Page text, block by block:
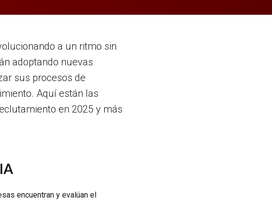
a un ritmo sin
adoptando nuevas
sus procesos de
Aquí están las
en 2025 y más
encuentran y evalúan el